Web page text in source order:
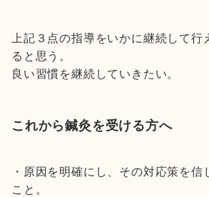
上記３点の指導をいかに継続して行
ると思う。
良い習慣を継続していきたい。
これから鍼灸を受ける方へ
・原因を明確にし、その対応策を信
こと。